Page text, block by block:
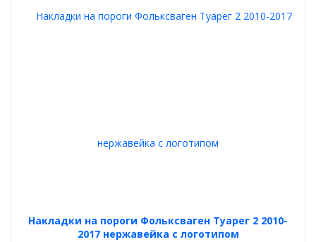
Накладки на пороги Фольксваген Туарег 2 2010-
2017 нержавейка с логотипом